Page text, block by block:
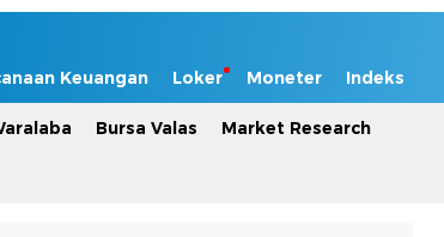
Keuangan Loker Moneter Indeks
Bursa Valas Market Research